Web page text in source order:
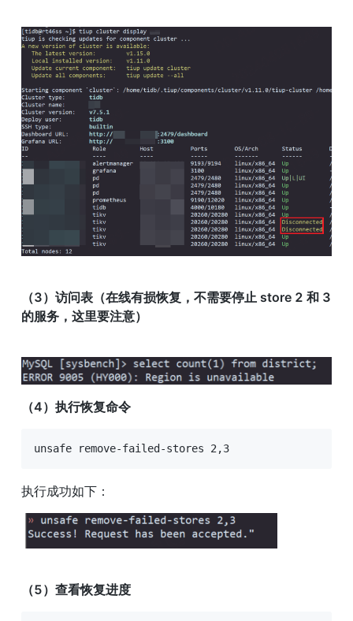
（3）访问表（在线有损恢复，不需要停止 store 2 和 3
的服务，这里要注意）
（4）执行恢复命令
unsafe remove-failed-stores 2,3
执行成功如下：
（5）查看恢复进度